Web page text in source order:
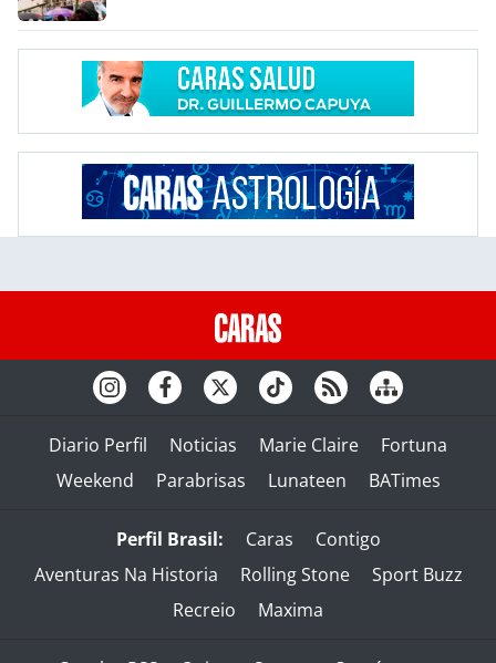
Diario Perfil Noticias Marie Claire
Fortuna
Weekend
Parabrisas Lunateen BATimes
Perfil Brasil: Caras
Contigo
Aventuras Na Historia
Rolling Stone
Sport Buzz
Recreio
Maxima